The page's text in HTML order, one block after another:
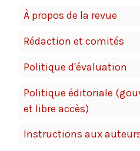
À propos de la revue
Rédaction et comités
Politique d'évaluation
Politique éditoriale
et libre accès)
Instructions aux